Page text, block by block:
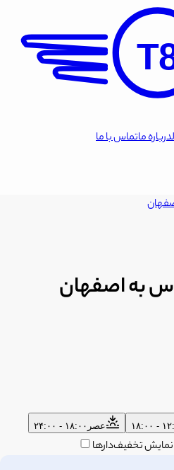
درباره ماتماس با ما
به اصفهان
۱۸:۰۰ عصر ۱۸:۰۰ - ۲۴:۰۰
تخفیف‌دارها